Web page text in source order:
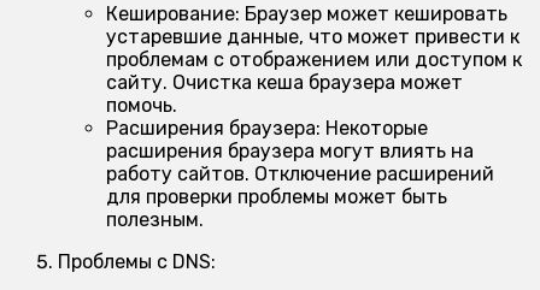
Кеширование: Браузер может кешировать
устаревшие данные, что может привести к
проблемам с отображением или доступом к
сайту. Очистка кеша браузера может
помочь.
Расширения браузера: Некоторые
расширения браузера могут влиять на
работу сайтов. Отключение расширений
для проверки проблемы может быть
полезным.
Проблемы с DNS: